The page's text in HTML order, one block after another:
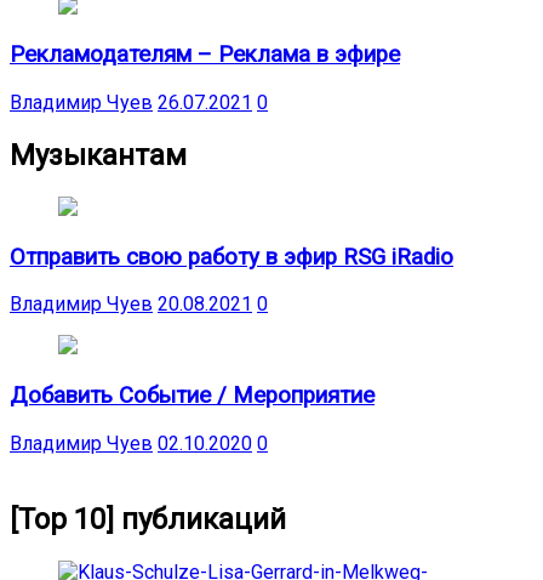
Рекламодателям – Реклама в эфире
Владимир Чуев 26.07.2021 0
Музыкантам
Отправить свою работу в эфир RSG iRadio
Владимир Чуев 20.08.2021 0
Добавить Событие / Мероприятие
Владимир Чуев 02.10.2020 0
[Top 10] публикаций